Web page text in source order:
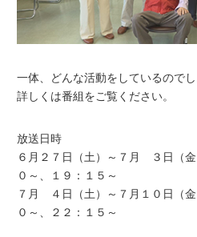
一体、どんな活動をしているのでし
詳しくは番組をご覧ください。
放送日時
６月２７日（土）～７月 ３日
０～、１９：１５～
７月 ４日（土）～７月１０日（
０～、２２：１５～